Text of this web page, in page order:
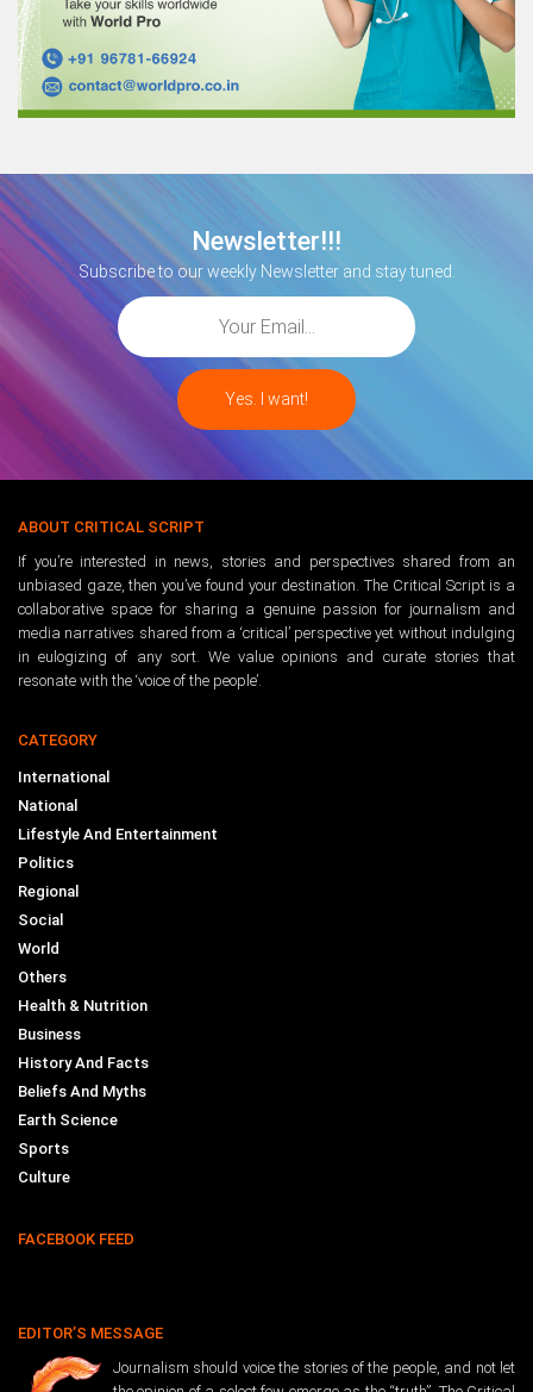
Newsletter!!!
Subscribe to our weekly Newsletter and stay tuned.
ABOUT CRITICAL SCRIPT
If you’re interested in news, stories and perspectives shared from an
unbiased gaze, then you’ve found your destination. The Critical Script is a
collaborative space for sharing a genuine passion for journalism and
media narratives shared from a ‘critical’ perspective yet without indulging
in eulogizing of any sort. We value opinions and curate stories that
resonate with the ‘voice of the people’.
CATEGORY
International
National
Lifestyle And Entertainment
Politics
Regional
Social
World
Others
Health & Nutrition
Business
History And Facts
Beliefs And Myths
Earth Science
Sports
Culture
FACEBOOK FEED
EDITOR’S MESSAGE
Journalism should voice the stories of the people, and not let